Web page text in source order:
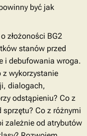
być jak
złożoności BG2
stanów przed
i debufowania wroga.
z wykorzystanie
dialogach,
odstąpieniu? Co z
Co z różnymi
zależnie od atrybutów